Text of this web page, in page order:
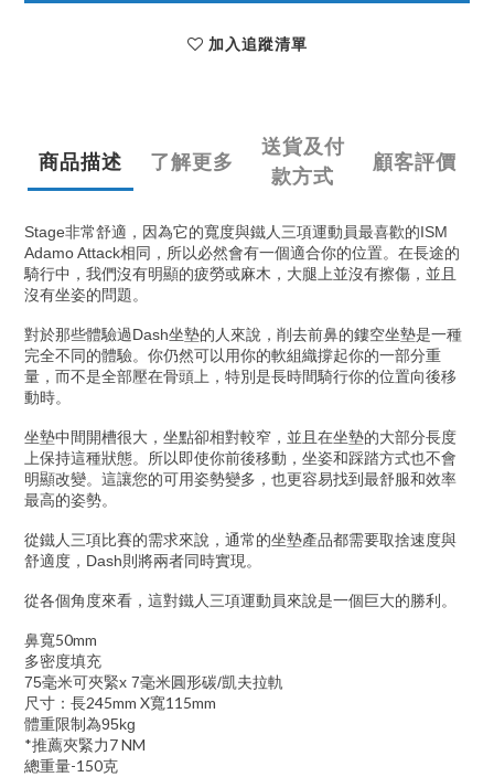
加入追蹤清單
商品描述 了解更多
送貨及付
款方式
顧客評價
Stage非常舒適，因為它的寬度與鐵人三項運動員最喜歡的ISM
Adamo Attack相同，所以必然會有一個適合你的位置。在長途的
騎行中，我們沒有明顯的疲勞或麻木，大腿上並沒有擦傷，並且
沒有坐姿的問題。
對於那些體驗過Dash坐墊的人來說，削去前鼻的鏤空坐墊是一種
完全不同的體驗。你仍然可以用你的軟組織撐起你的一部分重
量，而不是全部壓在骨頭上，特別是長時間騎行你的位置向後移
動時。
坐墊中間開槽很大，坐點卻相對較窄，並且在坐墊的大部分長度
上保持這種狀態。所以即使你前後移動，坐姿和踩踏方式也不會
明顯改變。這讓您的可用姿勢變多，也更容易找到最舒服和效率
最高的姿勢。
從鐵人三項比賽的需求來說，通常的坐墊產品都需要取捨速度與
舒適度， Dash則將兩者同時實現。
從各個角度來看，這對鐵人三項運動員來說是一個巨大的勝利。
鼻寬50mm
多密度填充
75毫米可夾緊x 7毫米圓形碳/凱夫拉軌
尺寸：長245mm X寬115mm
體重限制為95kg
*推薦夾緊力 7 NM
總重量-150克